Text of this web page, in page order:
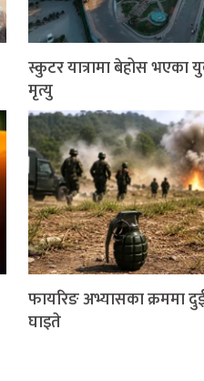
स्कुटर यात्रामा बेहोस भएका
मृत्यु
फायरिङ अभ्यासका क्रममा
घाइते